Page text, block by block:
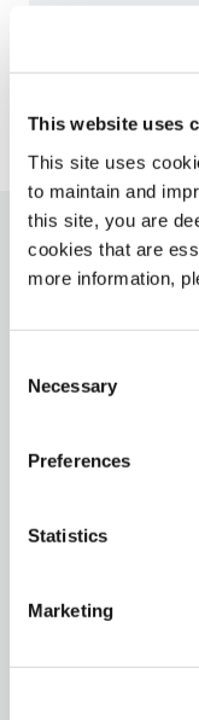
This website uses
This site uses
to maintain and
this site, you are
cookies that are
more information,
Selection
Necessary
Preferences
Statistics
Marketing